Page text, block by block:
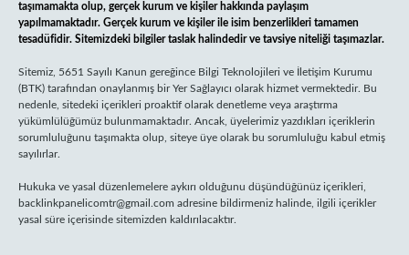
taşımamakta olup, gerçek kurum ve kişiler hakkında paylaşım
yapılmamaktadır. Gerçek kurum ve kişiler ile isim benzerlikleri tamamen
tesadüfidir. Sitemizdeki bilgiler taslak halindedir ve tavsiye niteliği taşımazlar.
Sitemiz, 5651 Sayılı Kanun gereğince Bilgi Teknolojileri ve İletişim Kurumu
(BTK) tarafından onaylanmış bir Yer Sağlayıcı olarak hizmet vermektedir. Bu
nedenle, sitedeki içerikleri proaktif olarak denetleme veya araştırma
yükümlülüğümüz bulunmamaktadır. Ancak, üyelerimiz yazdıkları içeriklerin
sorumluluğunu taşımakta olup, siteye üye olarak bu sorumluluğu kabul etmiş
sayılırlar.
Hukuka ve yasal düzenlemelere aykırı olduğunu düşündüğünüz içerikleri,
backlinkpanelicomtr@gmail.com adresine bildirmeniz halinde, ilgili içerikler
yasal süre içerisinde sitemizden kaldırılacaktır.